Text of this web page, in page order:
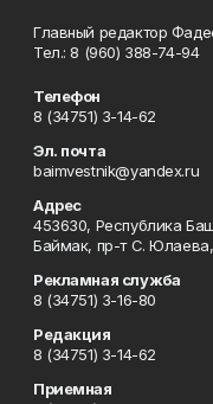
Главный редактор
Тел.: 8 (960) 388-74-94
Телефон
8 (34751) 3-14-62
Эл. почта
baimvestnik@yandex.ru
Адрес
453630, Республика
Баймак, пр-т С.
Рекламная служба
8 (34751) 3-16-80
Редакция
8 (34751) 3-14-62
Приемная